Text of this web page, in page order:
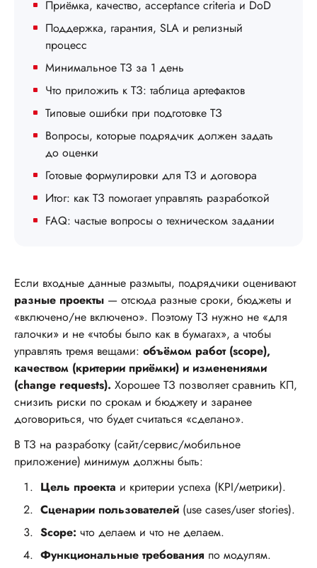
Приёмка, качество, acceptance criteria и DoD
Поддержка, гарантия, SLA и релизный
процесс
Минимальное ТЗ за 1 день
Что приложить к ТЗ: таблица артефактов
Типовые ошибки при подготовке ТЗ
Вопросы, которые подрядчик должен задать
до оценки
Готовые формулировки для ТЗ и договора
Итог: как ТЗ помогает управлять разработкой
FAQ: частые вопросы о техническом задании
Если входные данные размыты, подрядчики оценивают
разные проекты — отсюда разные сроки, бюджеты и
«включено/не включено». Поэтому ТЗ нужно не «для
галочки» и не «чтобы было как в бумагах», а чтобы
управлять тремя вещами: объёмом работ (scope),
качеством (критерии приёмки) и изменениями
(change requests). Хорошее ТЗ позволяет сравнить КП,
снизить риски по срокам и бюджету и заранее
договориться, что будет считаться «сделано».
В ТЗ на разработку (сайт/сервис/мобильное
приложение) минимум должны быть:
Цель проекта и критерии успеха (KPI/метрики).
Сценарии пользователей (use cases/user stories).
Scope: что делаем и что не делаем.
Функциональные требования по модулям.